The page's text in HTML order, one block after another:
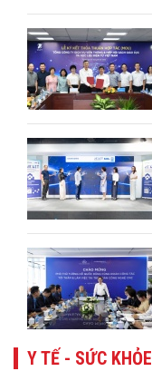
Y TẾ - SỨC KHỎE